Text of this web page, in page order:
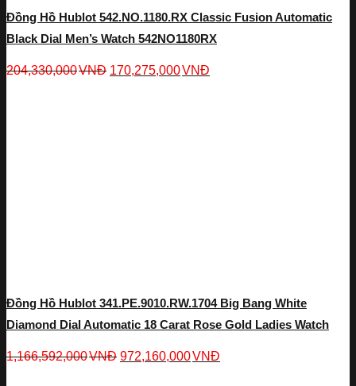
Đồng Hồ Hublot 542.NO.1180.RX Classic Fusion Automatic
Black Dial Men’s Watch 542NO1180RX
204,330,000VNĐ 170,275,000VNĐ
Đồng Hồ Hublot 341.PE.9010.RW.1704 Big Bang White
Diamond Dial Automatic 18 Carat Rose Gold Ladies Watch
1,166,592,000VNĐ 972,160,000VNĐ